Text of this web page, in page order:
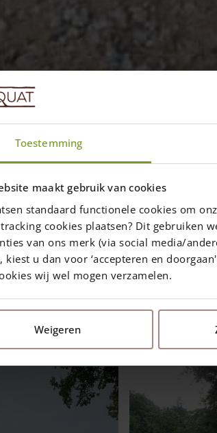
Toestemming
maakt gebruik van cookies
standaard functionele cookies om
cookies plaatsen? Dit gebruiken
van ons merk (via social media/
kiest u dan voor ‘accepteren en
wij wel mogen verzamelen.
Weigeren
Pfosten
2
Sie eine Übersicht der
Kastanie Rund - System 2 zu
—Rachel